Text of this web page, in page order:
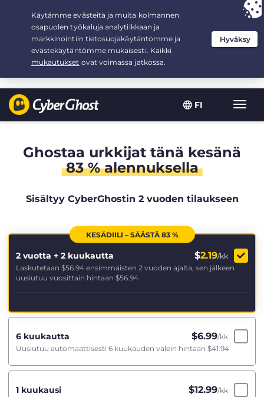
FI
Your choice:The Best Dealfor 2.1666666666667-years at $
/month
Ghostaa urkkijat tänä kesänä
83 % alennuksella
Sisältyy CyberGhostin 2 vuoden tilaukseen
KESÄDIILI – SÄÄSTÄ 83 %
2 vuotta + 2 kuukautta $2.19/kk
Laskutetaan $56.94 ensimmäisten 2 vuoden ajalta, sen jälkeen
uusiutuu vuosittain hintaan $56.94
6 kuukautta $6.99/kk
Uusiutuu automaattisesti 6 kuukauden välein hintaan $41.94
1 kuukausi $12.99/kk